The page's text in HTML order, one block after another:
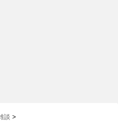
談 >